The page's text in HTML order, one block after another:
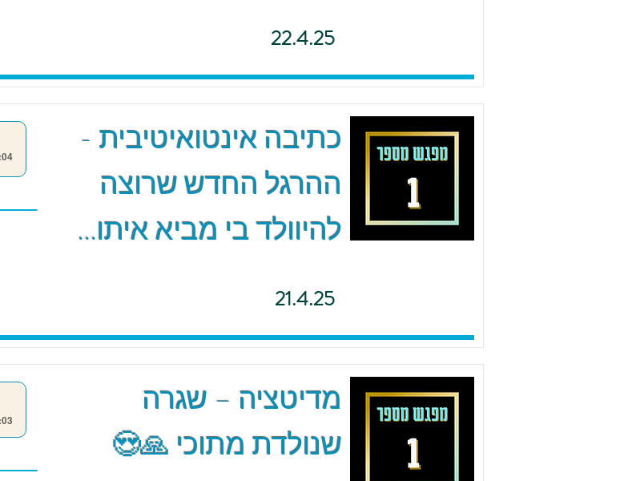
22.4.25
כתיבה אינטואיטיבית -
ההרגל החדש שרוצה
להיוולד בי מביא איתו...
21.4.25
מדיטציה – שגרה
שנולדת מתוכי 🙏😍